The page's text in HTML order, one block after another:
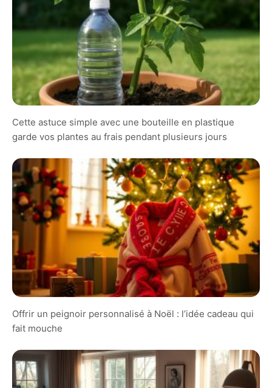
Cette astuce simple avec une bouteille en plastique
garde vos plantes au frais pendant plusieurs jours
Offrir un peignoir personnalisé à Noël : l’idée cadeau qui
fait mouche